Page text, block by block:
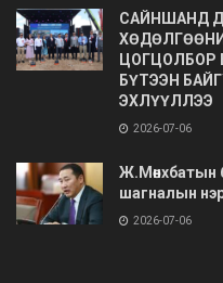
САЙНШАНД
ЦОГЦОЛБОР
БҮТЭЭН
ЭХЛҮҮЛЛЭЭ
2026-07-06
Ж.Мөнхбатын
шагналын нэр
2026-07-06